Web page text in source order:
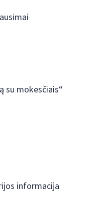
su mokesčiais“
informacija